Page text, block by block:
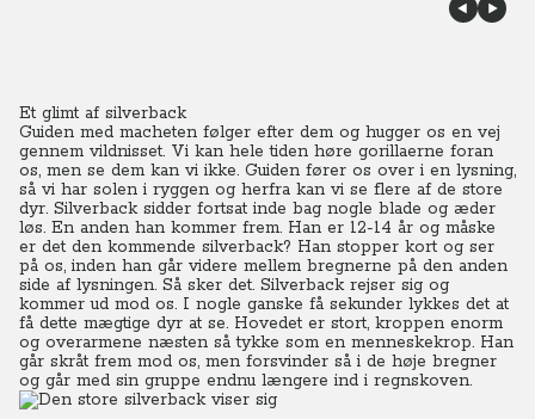
Et glimt af silverback
Guiden med macheten følger efter dem og hugger os en vej
gennem vildnisset. Vi kan hele tiden høre gorillaerne foran
os, men se dem kan vi ikke. Guiden fører os over i en lysning,
så vi har solen i ryggen og herfra kan vi se flere af de store
dyr. Silverback sidder fortsat inde bag nogle blade og æder
løs. En anden han kommer frem. Han er 12-14 år og måske
er det den kommende silverback? Han stopper kort og ser
på os, inden han går videre mellem bregnerne på den anden
side af lysningen. Så sker det. Silverback rejser sig og
kommer ud mod os. I nogle ganske få sekunder lykkes det at
få dette mægtige dyr at se. Hovedet er stort, kroppen enorm
og overarmene næsten så tykke som en menneskekrop. Han
går skråt frem mod os, men forsvinder så i de høje bregner
og går med sin gruppe endnu længere ind i regnskoven.